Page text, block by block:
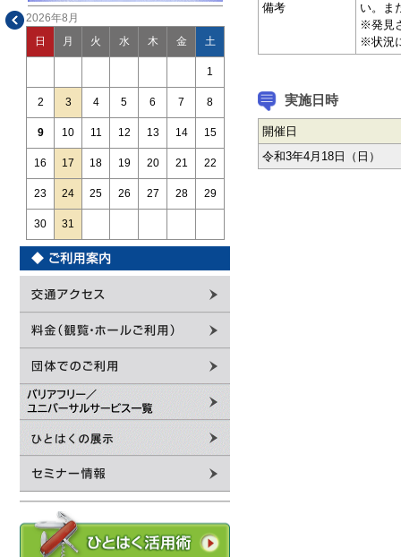
2026年8月
日 月 火 水 木 金 土
1
2 3 4 5 6 7 8
9 10 11 12 13 14 15
16 17 18 19 20 21 22
23 24 25 26 27 28 29
30 31
備考
い。ま
※発見
※状況
実施日時
開催日
令和3年4月18日（日）